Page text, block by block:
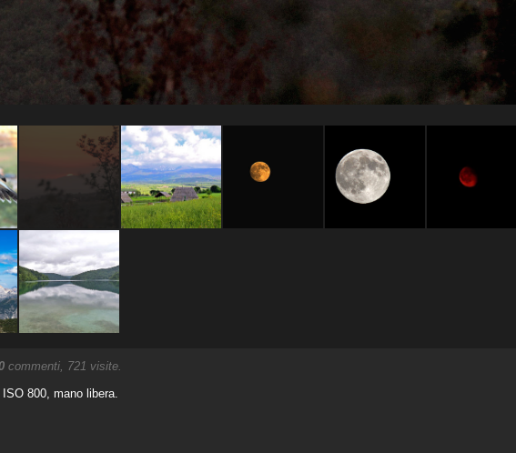
commenti, 721 visite.
800, mano libera.